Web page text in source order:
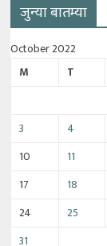
जुन्या बातम्या
October 2022
M
T
3
4
10
11
17
18
24
25
31